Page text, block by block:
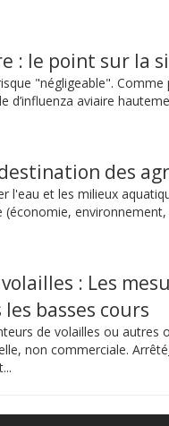
: le point sur la
"négligeable". Comme
d’influenza aviaire
des
l'eau et les milieux
: Les
basses cours
de volailles ou autres
non commerciale.